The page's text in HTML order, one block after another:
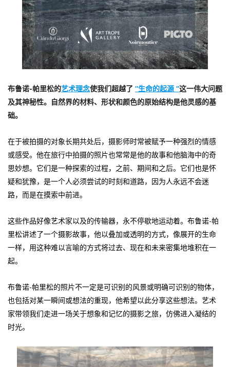
布鲁诺-帕里松的艺术理念使我们超越了 “生命的起源 “这一伟大问题
及其神秘性。自然界的材料、形状和颜色的原始结构是他灵感的基
础。
在于被拍摄的对象长期共处后，摄影师时常被赋予一种强烈的情感
或感受。他在旅行中拍摄的照片也常常是他的故事和他脑海中的奇
思妙想。它们是一种探索的过程，之前、期间和之后。它们也是怀
疑和犹豫，是一个人必须尝试的时刻和道路，因为人永远不会迷
路，而是在摸索中前进。
这些作品好像艺术家以及的传输器，永不停歇地运动着。布鲁诺-帕
里松讲述了一个摄影故事，他以叠加或透明的方式，像展开的生命
一样，用这种难以言喻的方式将过去、现在和未来密集地堆积在一
起。
布鲁诺-帕里松的照片不一定是可识别的风景或明确可识别的物体，
也包括对某一瞬间或想法的重现，他希望以此分享这些想法。艺术
家带领我们走进一场关于想象和记忆的摄影之旅，仿佛进入凝结的
时光。